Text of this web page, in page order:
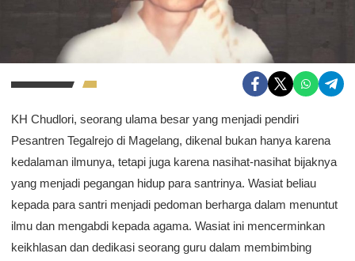
KH Chudlori, seorang ulama besar yang menjadi pendiri
Pesantren Tegalrejo di Magelang, dikenal bukan hanya karena
kedalaman ilmunya, tetapi juga karena nasihat-nasihat bijaknya
yang menjadi pegangan hidup para santrinya. Wasiat beliau
kepada para santri menjadi pedoman berharga dalam menuntut
ilmu dan mengabdi kepada agama. Wasiat ini mencerminkan
keikhlasan dan dedikasi seorang guru dalam membimbing